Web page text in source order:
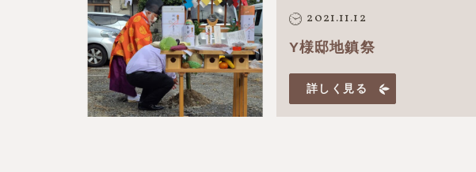
2021.11.12
Y様邸地鎮祭
詳しく見る